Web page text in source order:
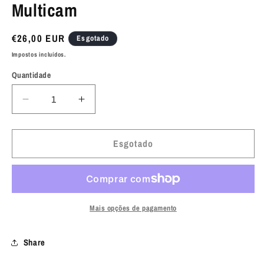
Multicam
Preço
normal
€26,00 EUR Esgotado
Impostos incluídos.
Quantidade
Diminuir
a
quantidade
Tasmanian
Pouch
Aumentar
a
quantidade
Tasmanian
Admin
Pouch
Multicam
Esgotado
Mais opções de pagamento
Share